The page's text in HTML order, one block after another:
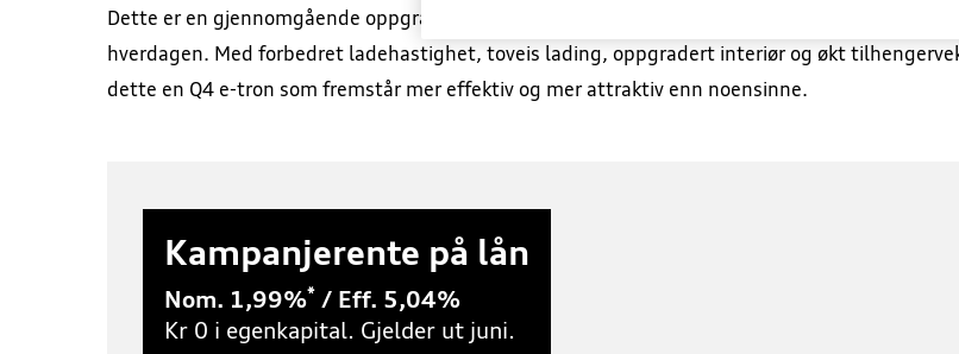
Dette er en gjennomgående oppgradering som merkes i alt fra kjøreopplevelse til komfort i
hverdagen. Med forbedret ladehastighet, toveis lading, oppgradert interiør og økt
dette en Q4 e-tron som fremstår mer effektiv og mer attraktiv enn noensinne.
Kampanjerente på lån
Nom. 1,99%* / Eff. 5,04%
Kr 0 i egenkapital. Gjelder ut juni.